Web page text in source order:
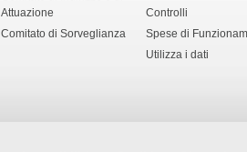
Attuazione
Comitato di Sorveglianza
Controlli
Spese di
Utilizza i dati